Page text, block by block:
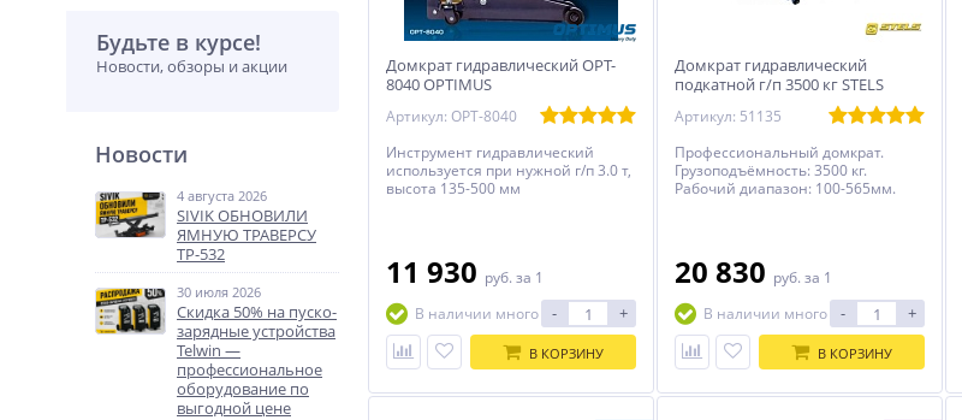
Будьте в курсе!
Новости, обзоры и акции
Новости
4 августа 2026
SIVIK ОБНОВИЛИ
ЯМНУЮ ТРАВЕРСУ
ТР-532
30 июля 2026
Скидка 50% на пуско-
зарядные устройства
Telwin —
профессиональное
оборудование по
выгодной цене
Домкрат гидравлический OPT-
8040 OPTIMUS
Артикул: OPT-8040
Инструмент гидравлический
используется при нужной г/п 3.0 т,
высота 135-500 мм
11 930 руб. за 1
В наличии много
- +
В КОРЗИНУ
Домкрат гидравлический
подкатной г/п 3500 кг STELS
Артикул: 51135
Профессиональный домкрат.
Грузоподъёмность: 3500 кг.
Рабочий диапазон: 100-565мм.
20 830 руб. за 1
В наличии много
- +
В КОРЗИНУ